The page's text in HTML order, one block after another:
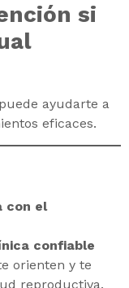
si
puede ayudarte a
eficaces.
con el
confiable
orienten y te
reproductiva.